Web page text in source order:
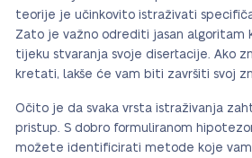
teorije je učinkovito istraživati
Zato je važno odrediti jasan algoritam
tijeku stvaranja svoje disertacije. Ako
kretati, lakše će vam biti završiti svoj
Očito je da svaka vrsta istraživanja
pristup. S dobro formuliranom
možete identificirati metode koje vam